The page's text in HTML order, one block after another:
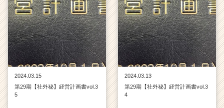
ャ
ー・
成
長
企
業
か
ス
2024.03.15
第29期【社外秘】経営計画書vol.3
5
2024.03.13
第29期【社外秘】経営計画書vol.3
4